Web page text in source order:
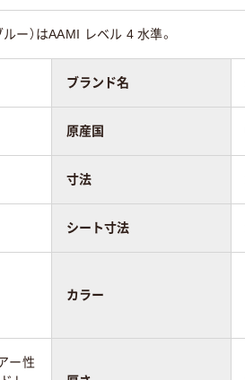
ー）はAAMI レベル 4 水準。
ブランド名
原産国
寸法
シート寸法
カラー
ー性